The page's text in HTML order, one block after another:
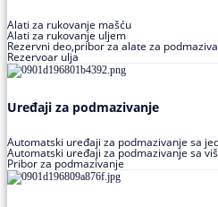
Alati za rukovanje mašću
Alati za rukovanje uljem
Rezervni deo,pribor za alate za
Rezervoar ulja
Uređaji za podmazivanje
Automatski uređaji za podmazivanje sa
Automatski uređaji za podmazivanje sa
Pribor za podmazivanje